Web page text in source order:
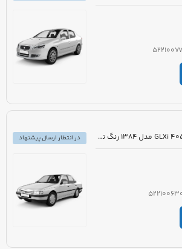
مزایده دولتی خودرو پژو 405 GLXi مدل 1384 رنگ نقره ای متالیک
در انتظار ارسال پیشنهاد